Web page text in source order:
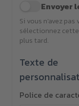
Envoyer
Si vous n'avez
sélectionnez
plus tard.
Texte de
Police de